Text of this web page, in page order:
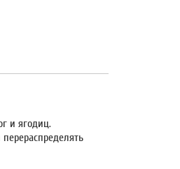
и ягодиц.